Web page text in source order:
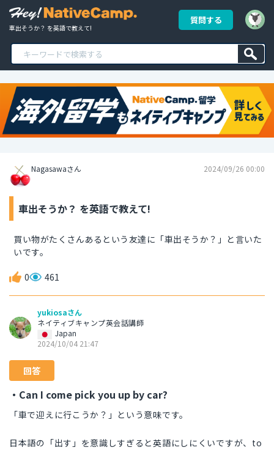
車出そうか？ を英語で教えて!
質問する
Nagasawaさん 2024/09/26 00:00
車出そうか？ を英語で教えて!
買い物がたくさんあるという友達に「車出そうか？」と言いた
いです。
0 461
yukiosaさん
ネイティブキャンプ英会話講師
Japan
2024/10/04 21:47
回答
・Can I come pick you up by car?
「車で迎えに行こうか？」という意味です。
日本語の「出す」を意識しすぎると英語にしにくいですが、to